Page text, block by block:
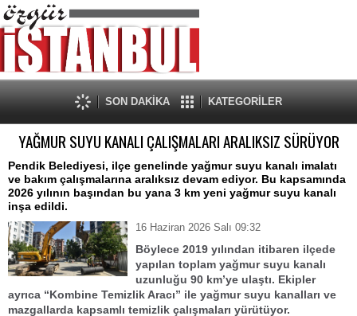
SON DAKİKA KATEGORİLER
YAĞMUR SUYU KANALI ÇALIŞMALARI ARALIKSIZ SÜRÜYOR
Pendik Belediyesi, ilçe genelinde yağmur suyu kanalı imalatı
ve bakım çalışmalarına aralıksız devam ediyor. Bu kapsamında
2026 yılının başından bu yana 3 km yeni yağmur suyu kanalı
inşa edildi.
16 Haziran 2026 Salı 09:32
Böylece 2019 yılından itibaren ilçede
yapılan toplam yağmur suyu kanalı
uzunluğu 90 km’ye ulaştı. Ekipler
ayrıca “Kombine Temizlik Aracı” ile yağmur suyu kanalları ve
mazgallarda kapsamlı temizlik çalışmaları yürütüyor.